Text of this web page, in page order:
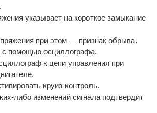
указывает на короткое замыкание
при этом — признак обрыва.
с помощью осциллографа.
к цепи управления при
круиз-контроль.
либо изменений сигнала подтвердит